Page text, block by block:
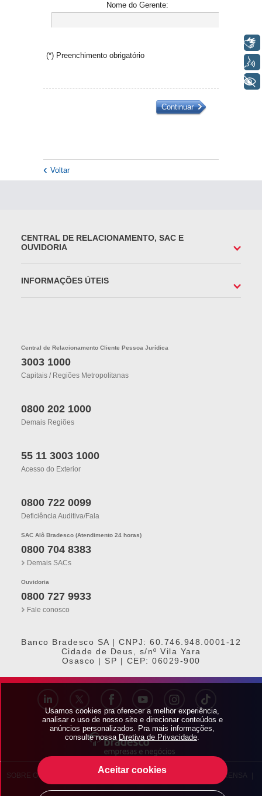
Voltar
Usamos cookies pra oferecer a melhor experiência,
analisar o uso de nosso site e direcionar conteúdos e
anúncios personalizados. Pra mais informações,
consulte nossa Diretiva de Privacidade.
Aceitar cookies
CENTRAL DE RELACIONAMENTO, SAC E
OUVIDORIA
INFORMAÇÕES ÚTEIS
Central de Relacionamento Cliente Pessoa Jurídica
3003 1000
Capitais / Regiões Metropolitanas
0800 202 1000
Demais Regiões
55 11 3003 1000
Acesso do Exterior
0800 722 0099
Deficiência Auditiva/fala
SAC Alô Bradesco (Atendimento 24 horas)
0800 704 8383
Demais SACs
Ouvidoria
0800 727 9933
Fale conosco
Banco Bradesco SA | CNPJ: 60.746.948.0001-12
Cidade de Deus, s/nº Vila Yara
Osasco | SP | CEP: 06029-900
SOBRE O BRADESCO BRADESCO EXPLICA | BRADESCO IMPRENSA